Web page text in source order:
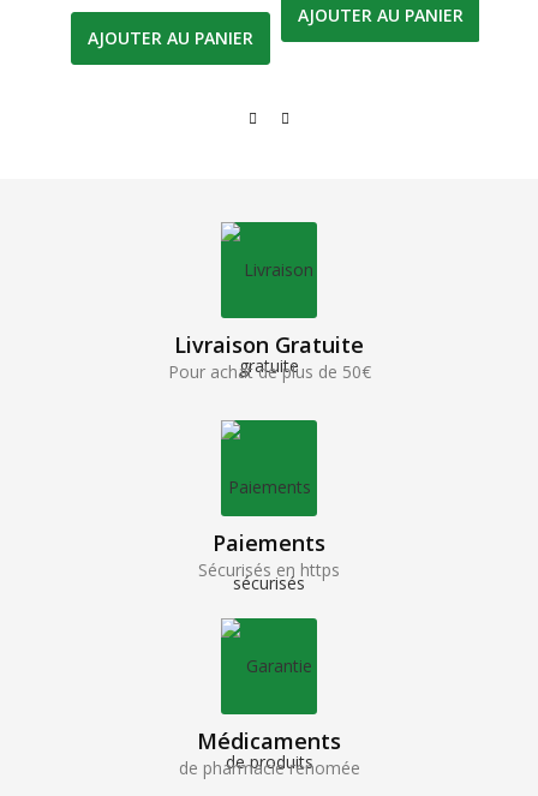
AJOUTER AU PANIER
AJOUTER AU PANIER
Livraison Gratuite
Pour achat de plus de 50€
Paiements
Sécurisés en https
Médicaments
de pharmacie renomée